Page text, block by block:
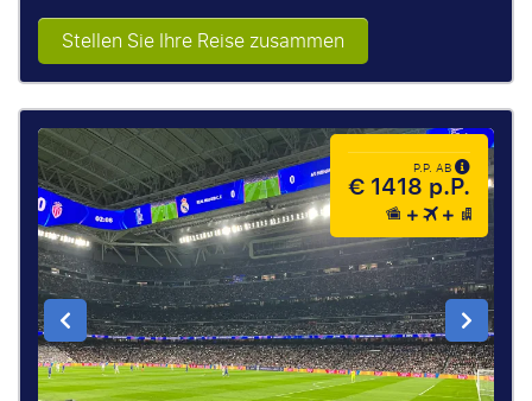
Stellen Sie Ihre Reise zusammen
P.P. AB
€ 1418 p.P.